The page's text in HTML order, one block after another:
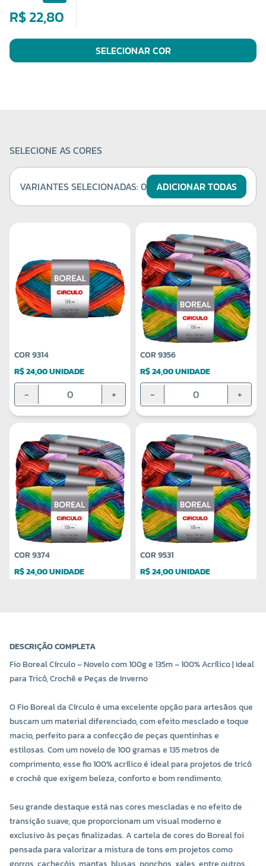
R$ 22,80
SELECIONAR COR
SELECIONE AS CORES
VARIANTES SELECIONADAS:0 ADICIONAR TODAS
COR 9314
R$ 24,00 UNIDADE
- +
COR 9356
R$ 24,00 UNIDADE
- +
COR 9374
R$ 24,00 UNIDADE
COR 9531
R$ 24,00 UNIDADE
COR 9539
R$ 24,00 UNIDADE
COR 9540
R$ 24,00 UNIDADE
DESCRIÇÃO COMPLETA
Fio Boreal Círculo – Novelo com 100g e 135m – 100% Acrílico | Ideal
para Tricô, Crochê e Peças de Inverno
O Fio Boreal da Círculo é uma excelente opção para artesãos que
buscam um material diferenciado, com efeito mesclado e toque
macio, perfeito para a confecção de peças quentinhas e
estilosas. Com um novelo de 100 gramas e 135 metros de
comprimento, esse fio 100% acrílico é ideal para projetos de tricô
e crochê que exigem beleza, conforto e bom rendimento.
Seu grande destaque está nas cores mescladas e no efeito de
transição suave, que proporcionam um visual moderno e
exclusivo às peças finalizadas. A cartela de cores do Boreal foi
pensada para valorizar a mistura de tons em projetos como